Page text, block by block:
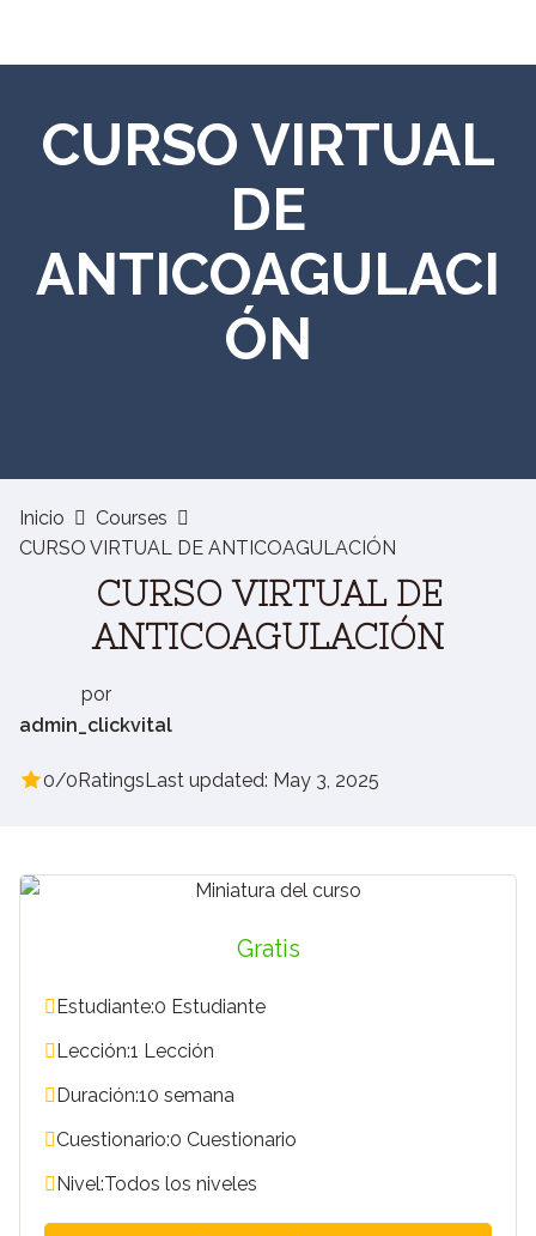
content
CURSO VIRTUAL
DE
ANTICOAGULACI
ÓN
Inicio
Courses
CURSO VIRTUAL DE ANTICOAGULACIÓN
CURSO VIRTUAL DE
ANTICOAGULACIÓN
por
admin_clickvital
0/0RatingsLast updated: May 3, 2025
Gratis
Estudiante:0 Estudiante
Lección:1 Lección
Duración:10 semana
Cuestionario:0 Cuestionario
Nivel:Todos los niveles